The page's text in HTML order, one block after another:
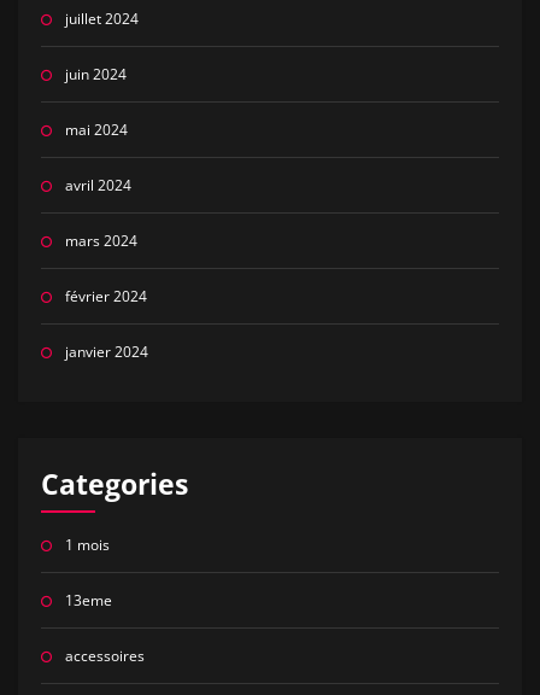
juillet 2024
juin 2024
mai 2024
avril 2024
mars 2024
février 2024
janvier 2024
Categories
1 mois
13eme
accessoires